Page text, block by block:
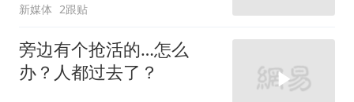
新媒体 2跟贴
旁边有个抢活的…怎么
办？人都过去了？